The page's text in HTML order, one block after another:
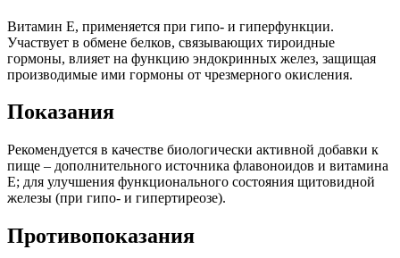
Витамин Е, применяется при гипо- и гиперфункции.
Участвует в обмене белков, связывающих тироидные
гормоны, влияет на функцию эндокринных желез, защищая
производимые ими гормоны от чрезмерного окисления.
Показания
Рекомендуется в качестве биологически активной добавки к
пище – дополнительного источника флавоноидов и витамина
Е; для улучшения функционального состояния щитовидной
железы (при гипо- и гипертиреозе).
Противопоказания